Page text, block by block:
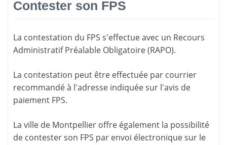
Contester son FPS
La contestation du FPS s'effectue avec un Recours
Administratif Préalable Obligatoire (RAPO).
La contestation peut être effectuée par courrier
recommandé à l'adresse indiquée sur l'avis de
paiement FPS.
La ville de Montpellier offre également la possibilité
de contester son FPS par envoi électronique sur le